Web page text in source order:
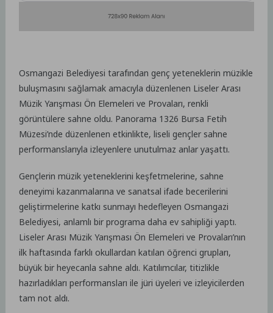
Osmangazi Belediyesi tarafından genç yeteneklerin müzikle
buluşmasını sağlamak amacıyla düzenlenen Liseler Arası
Müzik Yarışması Ön Elemeleri ve Provaları, renkli
görüntülere sahne oldu. Panorama 1326 Bursa Fetih
Müzesi’nde düzenlenen etkinlikte, liseli gençler sahne
performanslarıyla izleyenlere unutulmaz anlar yaşattı.
Gençlerin müzik yeteneklerini keşfetmelerine, sahne
deneyimi kazanmalarına ve sanatsal ifade becerilerini
geliştirmelerine katkı sunmayı hedefleyen Osmangazi
Belediyesi, anlamlı bir programa daha ev sahipliği yaptı.
Liseler Arası Müzik Yarışması Ön Elemeleri ve Provaları’nın
ilk haftasında farklı okullardan katılan öğrenci grupları,
büyük bir heyecanla sahne aldı. Katılımcılar, titizlikle
hazırladıkları performansları ile jüri üyeleri ve izleyicilerden
tam not aldı.